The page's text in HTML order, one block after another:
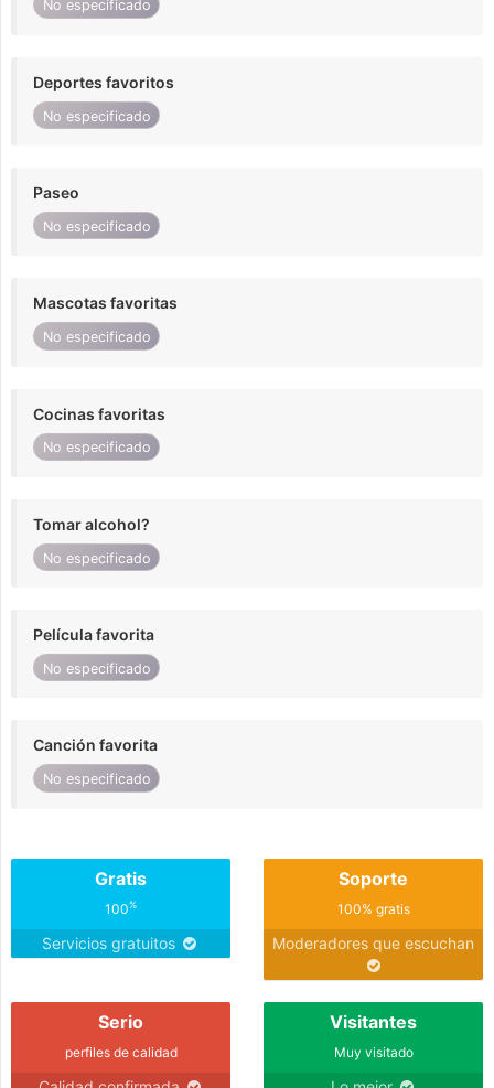
No especificado
Deportes favoritos
No especificado
Paseo
No especificado
Mascotas favoritas
No especificado
Cocinas favoritas
No especificado
Tomar alcohol?
No especificado
Película favorita
No especificado
Canción favorita
No especificado
Gratis
100%
Servicios gratuitos
Soporte
100% gratis
Moderadores que escuchan
Serio
perfiles de calidad
Visitantes
Muy visitado